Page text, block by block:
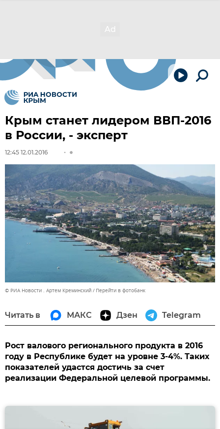
Крым станет лидером ВВП-2016
в России, - эксперт
12:45 12.01.2016
© РИА Новости . Артем Креминский Перейти в фотобанк
Читать в МАКС Дзен Telegram
Рост валового регионального продукта в 2016
году в Республике будет на уровне 3-4%. Таких
показателей удастся достичь за счет
реализации Федеральной целевой программы.